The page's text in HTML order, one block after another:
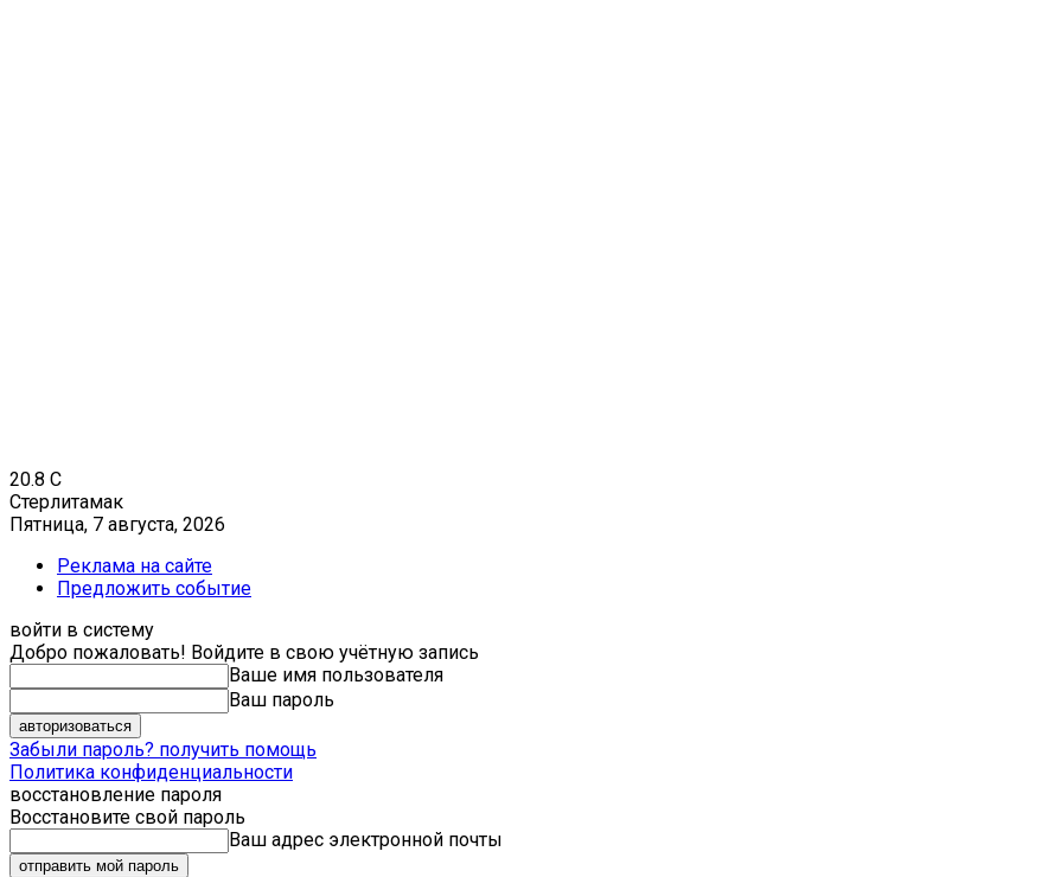
20.8 C
Стерлитамак
Пятница, 7 августа, 2026
Реклама на сайте
Предложить событие
войти в систему
Добро пожаловать! Войдите в свою учётную запись
Ваше имя пользователя
Ваш пароль
Забыли пароль? получить помощь
Политика конфиденциальности
восстановление пароля
Восстановите свой пароль
Ваш адрес электронной почты